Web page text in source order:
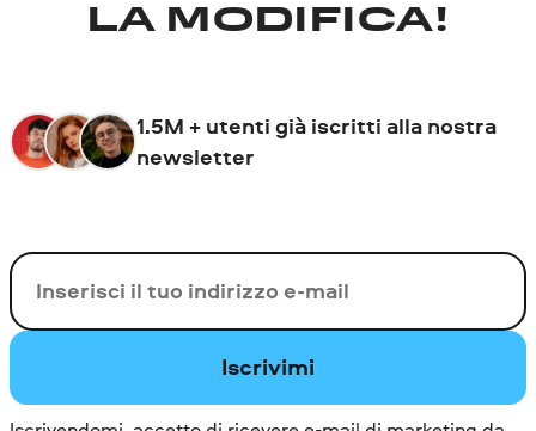
LA MODIFICA!
1.5M + utenti già iscritti alla nostra
newsletter
La tua e-mail
Iscrivimi